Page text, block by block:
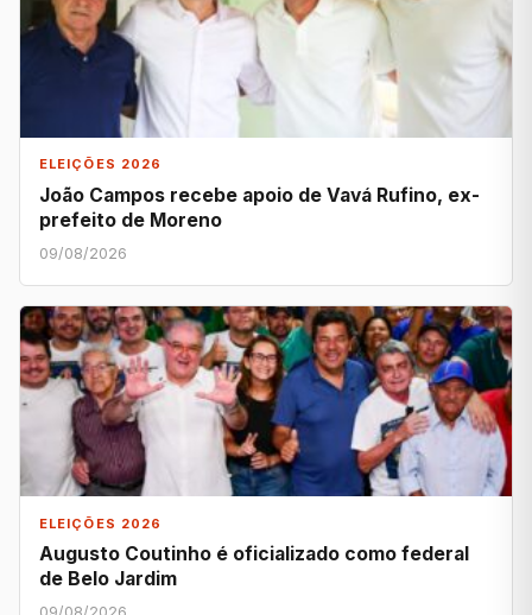
ELEIÇÕES 2026
João Campos recebe apoio de Vavá Rufino, ex-
prefeito de Moreno
09/08/2026
ELEIÇÕES 2026
Augusto Coutinho é oficializado como federal
de Belo Jardim